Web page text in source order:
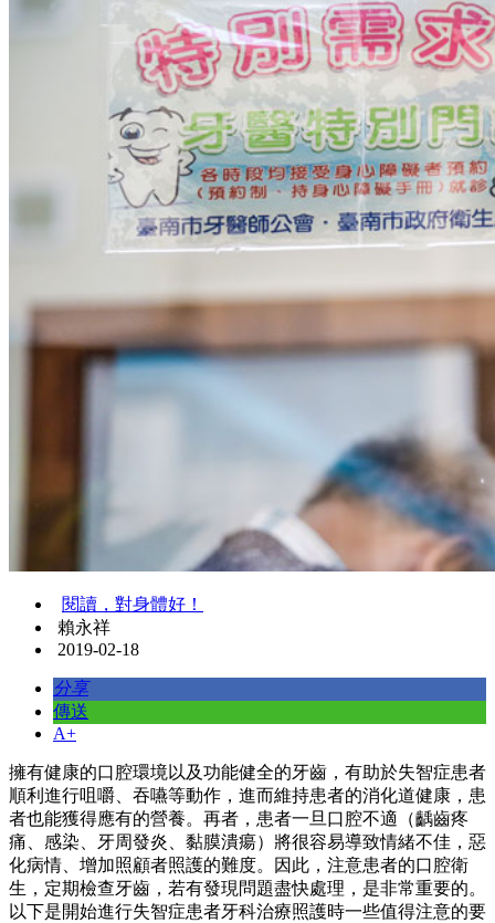
閱讀，對身體好！
賴永祥
2019-02-18
分享
傳送
A+
擁有健康的口腔環境以及功能健全的牙齒，有助於失智症患者
順利進行咀嚼、吞嚥等動作，進而維持患者的消化道健康，患
者也能獲得應有的營養。再者，患者一旦口腔不適（齲齒疼
痛、感染、牙周發炎、黏膜潰瘍）將很容易導致情緒不佳，惡
化病情、增加照顧者照護的難度。因此，注意患者的口腔衛
生，定期檢查牙齒，若有發現問題盡快處理，是非常重要的。
以下是開始進行失智症患者牙科治療照護時一些值得注意的要